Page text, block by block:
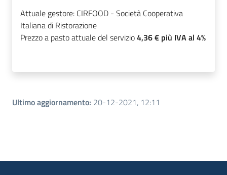
Attuale gestore: CIRFOOD - Società Cooperativa
Italiana di Ristorazione
Prezzo a pasto attuale del servizio4,36 € più IVA al 4%
Ultimo aggiornamento: 20-12-2021, 12:11